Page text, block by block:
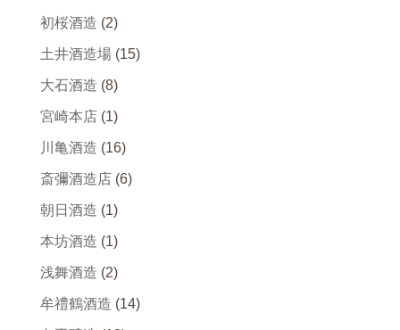
初桜酒造 (2)
土井酒造場 (15)
大石酒造 (8)
宮崎本店 (1)
川亀酒造 (16)
斎彌酒造店 (6)
朝日酒造 (1)
本坊酒造 (1)
浅舞酒造 (2)
牟禮鶴酒造 (14)